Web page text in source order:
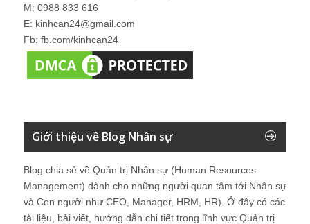
M: 0988 833 616
E: kinhcan24@gmail.com
Fb: fb.com/kinhcan24
Giới thiệu về Blog Nhân sự
Blog chia sẻ về Quản trị Nhân sự (Human Resources
Management) dành cho những người quan tâm tới Nhân sự
và Con người như CEO, Manager, HRM, HR). Ở đây có các
tài liệu, bài viết, hướng dẫn chi tiết trong lĩnh vực Quản trị